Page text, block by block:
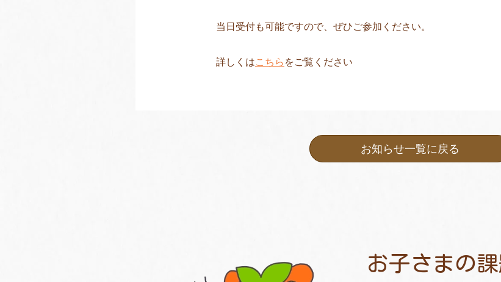
当日受付も可能ですので、ぜひご参加ください。
詳しくはこちら をご覧ください
お知らせ一覧に戻る
お子さまの